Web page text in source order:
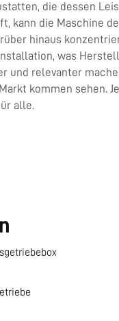
die dessen
kann die Maschine
hinaus
was
und relevanter
kommen
alle.